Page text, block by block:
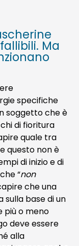
Ma
specifiche
soggetto che è
di fioritura
quale tra
questo non è
di inizio e di
“non
che una
sulla base di un
più o meno
deve essere
alla